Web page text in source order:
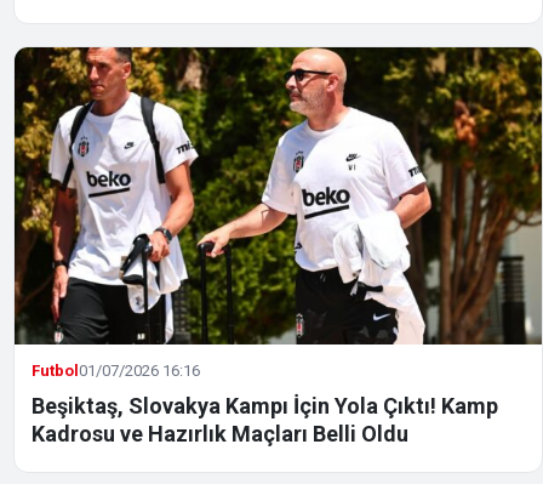
Futbol01/07/2026 16:16
Beşiktaş, Slovakya Kampı İçin Yola Çıktı! Kamp
Kadrosu ve Hazırlık Maçları Belli Oldu